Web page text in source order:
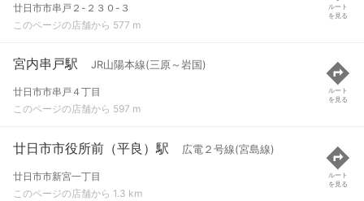
廿日市市串戸２-２３０-３
このページの店舗から 577 m
ルート
を見る
宮内串戸駅 JR山陽本線(三原～岩国)
廿日市市串戸４丁目
このページの店舗から 597 m
ルート
を見る
廿日市市役所前（平良）駅 広電２号線(宮島線)
廿日市市新宮一丁目
このページの店舗から 1.3 km
ルート
を見る